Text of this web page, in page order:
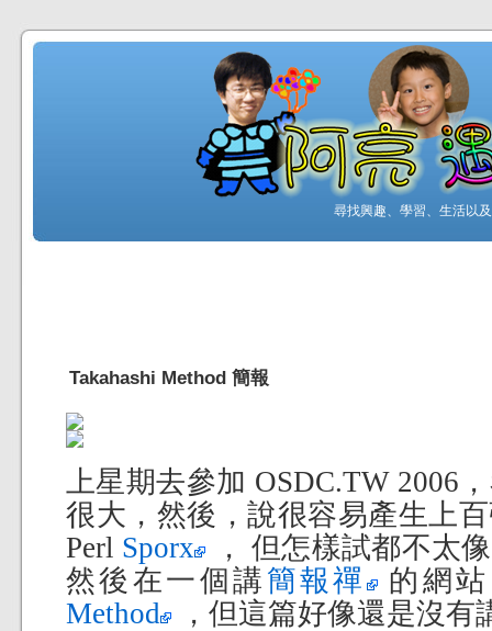
尋找興趣、學習、生活以
Takahashi Method 簡報
上星期去參加 OSDC.TW 2006
很大，然後，說很容易產生上
Perl Sporx
， 但怎樣試都不太
然後在一個講 簡報禪 的網
Method
，但這篇好像還是沒有